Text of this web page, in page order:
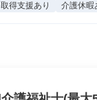
得支援あり 介護休暇